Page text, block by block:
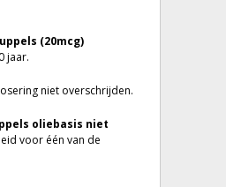
(20mcg)
jaar.
niet overschrijden.
oliebasis niet
voor één van de